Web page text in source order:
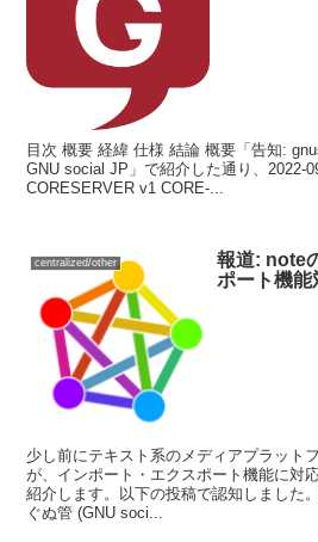
目次 概要 経緯 仕様 結論 概要「告知:
GNU social JP」で紹介した通り、2022-
CORESERVER v1 CORE-...
centralized/other
報道: note
ポート機能
少し前にテキスト系のメディアプラット
が、インポート・エクスポート機能に対
紹介します。以下の投稿で認知しました
ぐぬ管 (GNU soci...